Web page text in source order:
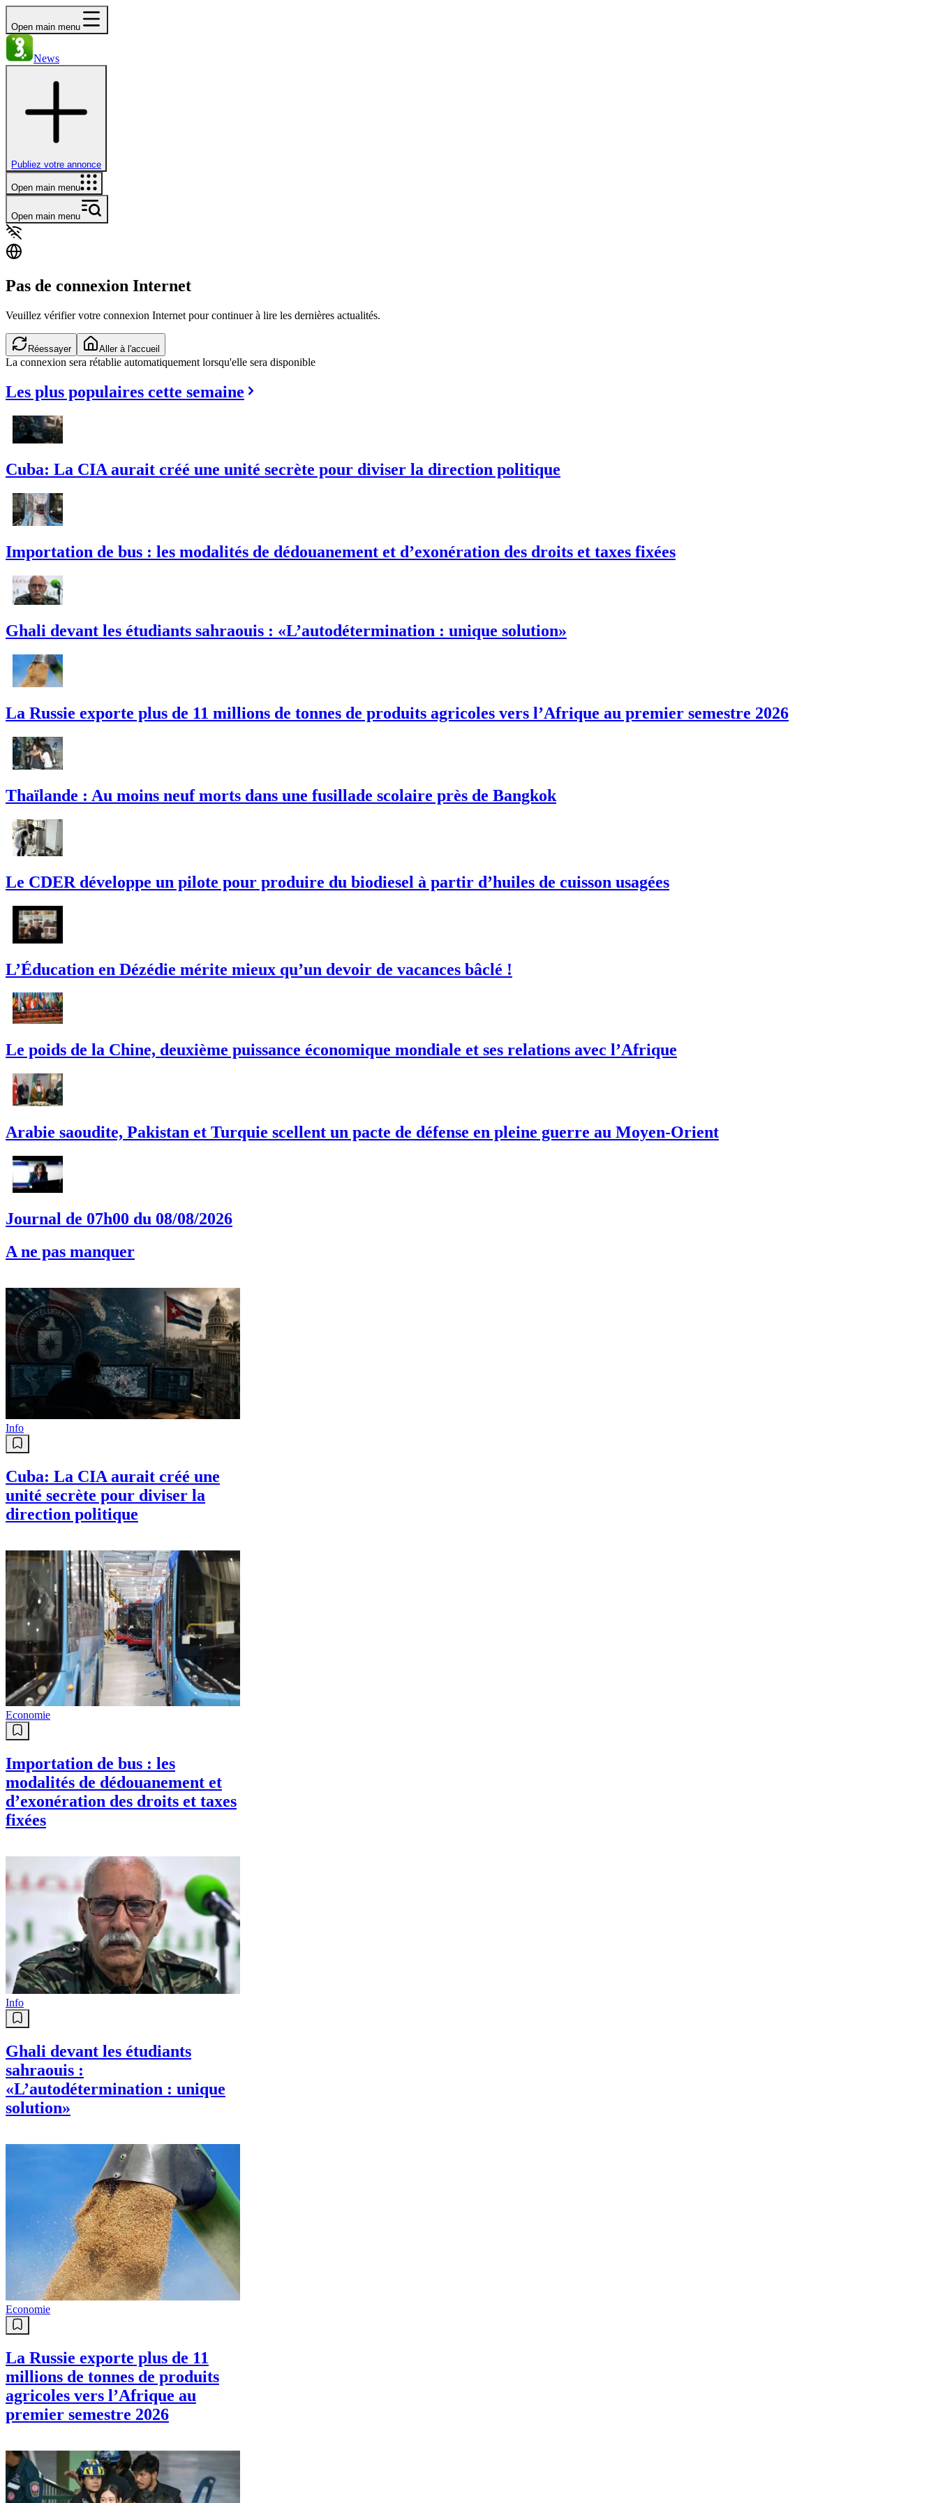
Open main menu
News
Publiez votre annonce
Open main menu
Open main menu
Pas de connexion Internet
Veuillez vérifier votre connexion Internet pour continuer à lire les dernières actualités.
Réessayer Aller à l'accueil
La connexion sera rétablie automatiquement lorsqu'elle sera disponible
Les plus populaires cette semaine
Cuba: La CIA aurait créé une unité secrète pour diviser la direction politique
Importation de bus : les modalités de dédouanement et d’exonération des droits et taxes fixées
Ghali devant les étudiants sahraouis : «L’autodétermination : unique solution»
La Russie exporte plus de 11 millions de tonnes de produits agricoles vers l’Afrique au premier semestre 2026
Thaïlande : Au moins neuf morts dans une fusillade scolaire près de Bangkok
Le CDER développe un pilote pour produire du biodiesel à partir d’huiles de cuisson usagées
L’Éducation en Dézédie mérite mieux qu’un devoir de vacances bâclé !
Le poids de la Chine, deuxième puissance économique mondiale et ses relations avec l’Afrique
Arabie saoudite, Pakistan et Turquie scellent un pacte de défense en pleine guerre au Moyen-Orient
Journal de 07h00 du 08/08/2026
A ne pas manquer
Info
Cuba: La CIA aurait créé une
unité secrète pour diviser la
direction politique
Economie
Importation de bus : les
modalités de dédouanement et
d’exonération des droits et taxes
fixées
Info
Ghali devant les étudiants
sahraouis :
«L’autodétermination : unique
solution»
Economie
La Russie exporte plus de 11
millions de tonnes de produits
agricoles vers l’Afrique au
premier semestre 2026